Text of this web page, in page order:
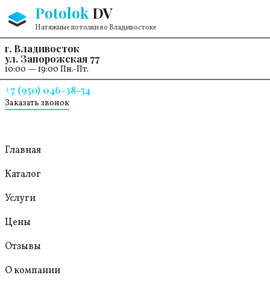
Перейти к содержанию
Potolok DV
Натяжные потолки во Владивостоке
г. Владивосток
ул. Запорожская 77
10:00 — 19:00 Пн.-Пт.
+7 (950) 046-38-54
Заказать звонок
Главная
Каталог
Услуги
Цены
Отзывы
О компании